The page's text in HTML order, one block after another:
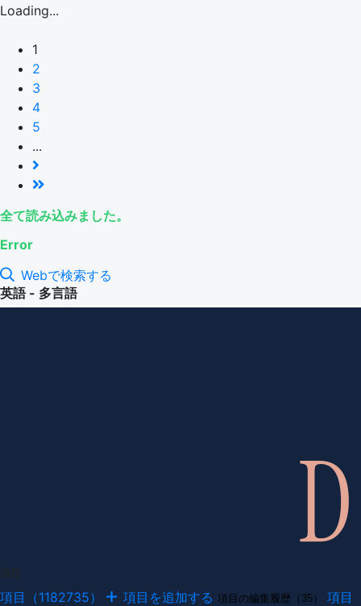
Loading...
1
2
3
4
5
...
全て読み込みました。
Error
Webで検索する
英語 - 多言語
項目（1182735） 項目を追加する 項目の編集履歴（35）
項目